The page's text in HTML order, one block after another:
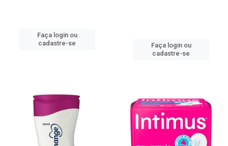
Faça login ou
cadastre-se
Faça login ou
cadastre-se